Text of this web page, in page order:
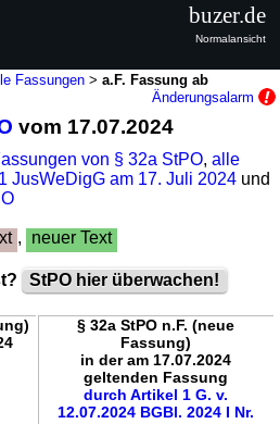
Fassungen >a.F. Fassung ab
Änderungsalarm
vom 17.07.2024
von § 32a StPO,alle
JusWeDigG am 17. Juli 2024 und
, neuer Text
StPO hier überwachen!
§ 32a StPO n.F. (neue
Fassung)
in der am 17.07.2024
geltenden Fassung
durch Artikel 1 G. v.
12.07.2024 BGBl. 2024 I Nr.
buzer.de
Normalansicht